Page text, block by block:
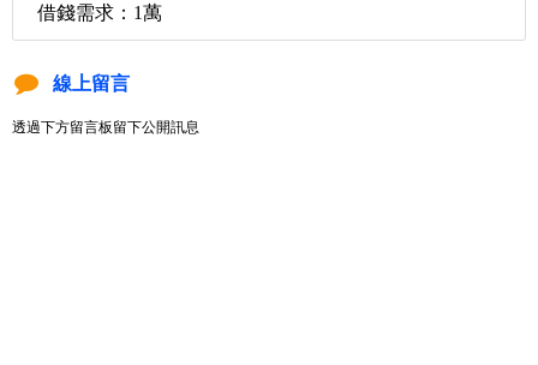
借錢需求：1萬
線上留言
透過下方留言板留下公開訊息